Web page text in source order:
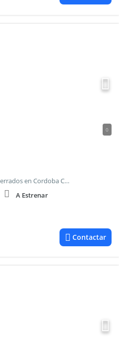
0
Siete Soles, Countries y Barrios Cerrados en Cordoba Capital
A Estrenar
Contactar